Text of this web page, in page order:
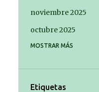
noviembre 2025
octubre 2025
septiembre 2025
junio 2025
MOSTRAR MÁS
Etiquetas